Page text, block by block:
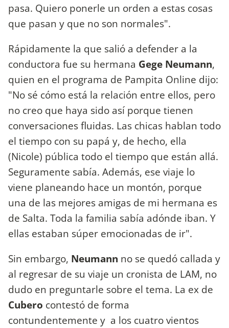
pasa. Quiero ponerle un orden a estas cosas
que pasan y que no son normales".
Rápidamente la que salió a defender a la
conductora fue su hermana Gege Neumann,
quien en el programa de Pampita Online dijo:
"No sé cómo está la relación entre ellos, pero
no creo que haya sido así porque tienen
conversaciones fluidas. Las chicas hablan todo
el tiempo con su papá y, de hecho, ella
(Nicole) pública todo el tiempo que están allá.
Seguramente sabía. Además, ese viaje lo
viene planeando hace un montón, porque
una de las mejores amigas de mi hermana es
de Salta. Toda la familia sabía adónde iban. Y
ellas estaban súper emocionadas de ir".
Sin embargo, Neumann no se quedó callada y
al regresar de su viaje un cronista de LAM, no
dudo en preguntarle sobre el tema. La ex de
Cubero contestó de forma
contundentemente y a los cuatro vientos